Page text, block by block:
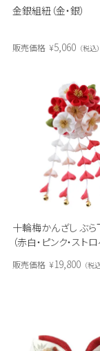
金銀組紐（金・銀）
販売価格 ¥5,060 税込
十輪梅かんざし ぶら
（赤白・ピンク・スト
販売価格 ¥19,800 税